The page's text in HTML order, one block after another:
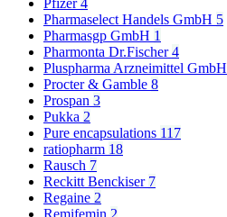
Pfizer4
Pharmaselect Handels GmbH 5
Pharmasgp GmbH 1
Pharmonta Dr.Fischer4
Pluspharma Arzneimittel GmbH
Procter & Gamble 8
Prospan 3
Pukka 2
Pure encapsulations 117
ratiopharm 18
Rausch 7
Reckitt Benckiser 7
Regaine 2